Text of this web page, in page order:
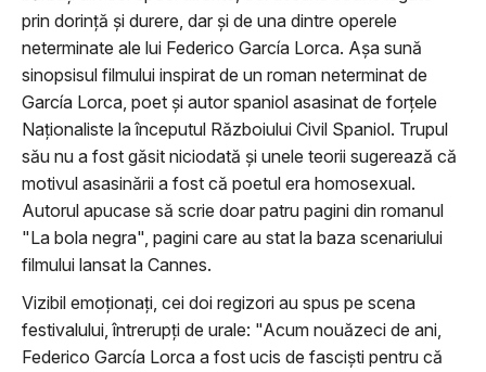
prin dorinţă şi durere, dar şi de una dintre operele
neterminate ale lui Federico García Lorca. Aşa sună
sinopsisul filmului inspirat de un roman neterminat de
García Lorca, poet şi autor spaniol asasinat de forţele
Naţionaliste la începutul Războiului Civil Spaniol. Trupul
său nu a fost găsit niciodată şi unele teorii sugerează că
motivul asasinării a fost că poetul era homosexual.
Autorul apucase să scrie doar patru pagini din romanul
"La bola negra", pagini care au stat la baza scenariului
filmului lansat la Cannes.
Vizibil emoţionaţi, cei doi regizori au spus pe scena
festivalului, întrerupţi de urale: "Acum nouăzeci de ani,
Federico García Lorca a fost ucis de fascişti pentru că